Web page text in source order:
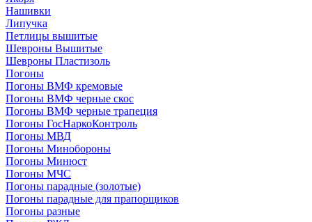
Нашивки
Липучка
Петлицы вышитые
Шевроны Вышитые
Шевроны Пластизоль
Погоны
Погоны ВМФ кремовые
Погоны ВМФ черные скос
Погоны ВМФ черные трапеция
Погоны ГосНаркоКонтроль
Погоны МВД
Погоны Минобороны
Погоны Минюст
Погоны МЧС
Погоны парадные (золотые)
Погоны парадные для прапорщиков
Погоны разные